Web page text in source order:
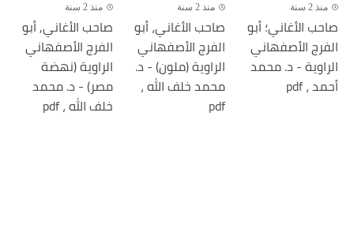
منذ 2 سنة
صاحب الأغاني؛ أبو
الفرج الأصفهاني
الراوية - د. محمد
أحمد ، pdf
منذ 2 سنة
صاحب الأغاني، أبو
الفرج الأصفهاني
الراوية (ملون) - د.
محمد خلف الله ،
pdf
منذ 2 سنة
صاحب الأغاني, أبو
الفرج الأصفهاني
الراوية (نهضة
مصر) - د. محمد
خلف الله ، pdf